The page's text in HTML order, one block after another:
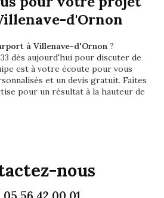
d'Ornon
à Villenave-d'Ornon ?
dès aujourd'hui pour discuter de
est à votre écoute pour vous
et un devis gratuit. Faites
pour un résultat à la hauteur de
nous